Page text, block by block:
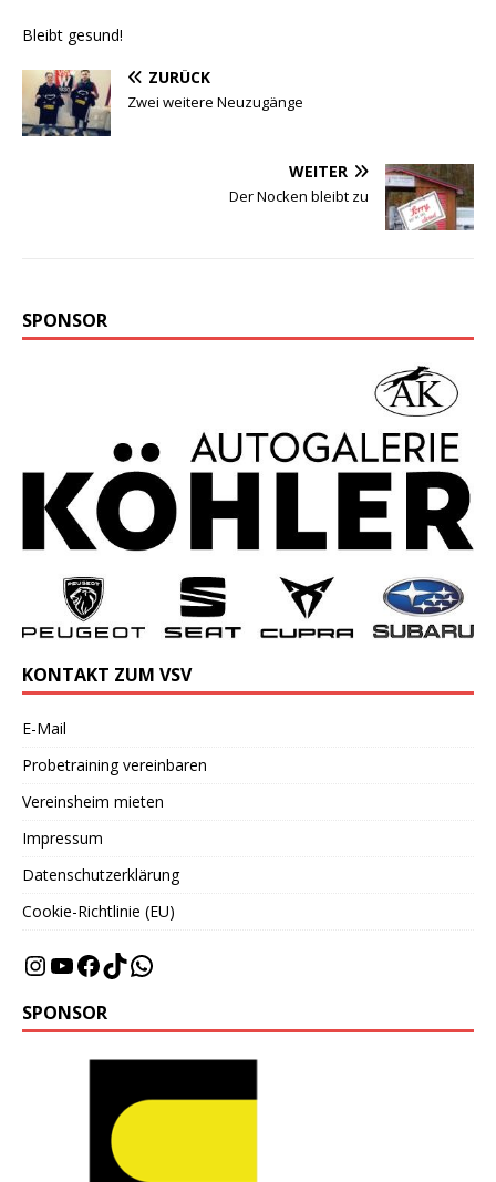
Bleibt gesund!
ZURÜCK
Zwei weitere Neuzugänge
WEITER
Der Nocken bleibt zu
SPONSOR
KONTAKT ZUM VSV
E-Mail
Probetraining vereinbaren
Vereinsheim mieten
Impressum
Datenschutzerklärung
Cookie-Richtlinie (EU)
SPONSOR